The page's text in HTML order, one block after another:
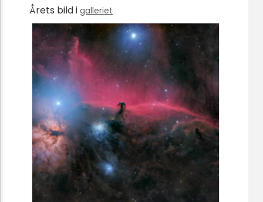
Årets bild i galleriet